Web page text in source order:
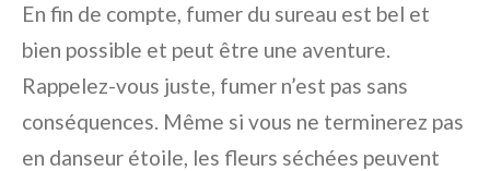
En fin de compte, fumer du sureau est bel et
bien possible et peut être une aventure.
Rappelez-vous juste, fumer n’est pas sans
conséquences. Même si vous ne terminerez pas
en danseur étoile, les fleurs séchées peuvent